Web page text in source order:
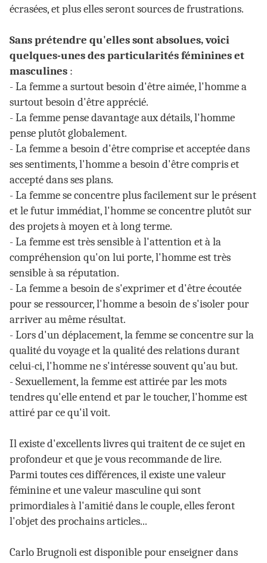
écrasées, et plus elles seront sources de frustrations.
Sans prétendre qu'elles sont absolues, voici
quelques-unes des particularités féminines et
masculines :
- La femme a surtout besoin d'être aimée, l'homme a
surtout besoin d'être apprécié.
- La femme pense davantage aux détails, l'homme
pense plutôt globalement.
- La femme a besoin d'être comprise et acceptée dans
ses sentiments, l'homme a besoin d'être compris et
accepté dans ses plans.
- La femme se concentre plus facilement sur le présent
et le futur immédiat, l'homme se concentre plutôt sur
des projets à moyen et à long terme.
- La femme est très sensible à l'attention et à la
compréhension qu'on lui porte, l'homme est très
sensible à sa réputation.
- La femme a besoin de s'exprimer et d'être écoutée
pour se ressourcer, l'homme a besoin de s'isoler pour
arriver au même résultat.
- Lors d'un déplacement, la femme se concentre sur la
qualité du voyage et la qualité des relations durant
celui-ci, l'homme ne s'intéresse souvent qu'au but.
- Sexuellement, la femme est attirée par les mots
tendres qu'elle entend et par le toucher, l'homme est
attiré par ce qu'il voit.
Il existe d'excellents livres qui traitent de ce sujet en
profondeur et que je vous recommande de lire.
Parmi toutes ces différences, il existe une valeur
féminine et une valeur masculine qui sont
primordiales à l'amitié dans le couple, elles feront
l'objet des prochains articles...
Carlo Brugnoli est disponible pour enseigner dans